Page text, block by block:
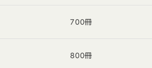
700冊
800冊